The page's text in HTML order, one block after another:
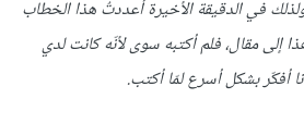
في الدقيقة الأخيرة أعددتُ هذا الخطاب
إلىمقال،فلم أكتبه سوىلأنّهكانتلدي
أفكّر بشكل أسرعلمّاأكتب.